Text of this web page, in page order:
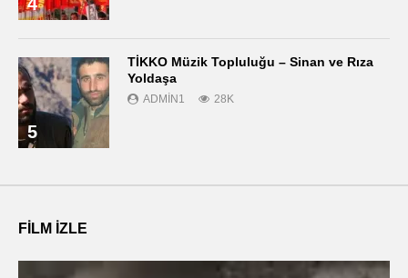
5
TİKKO Müzik Topluluğu – Sinan ve Rıza
Yoldaşa
ADMIN1 28K
FILM IZLE